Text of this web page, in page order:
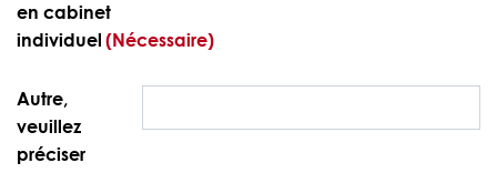
en cabinet
individuel (Nécessaire)
Autre,
veuillez
préciser